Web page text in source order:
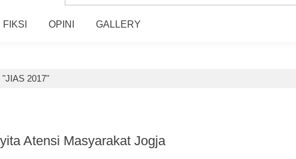
FIKSI OPINI GALLERY
2017"
Atensi Masyarakat Jogja